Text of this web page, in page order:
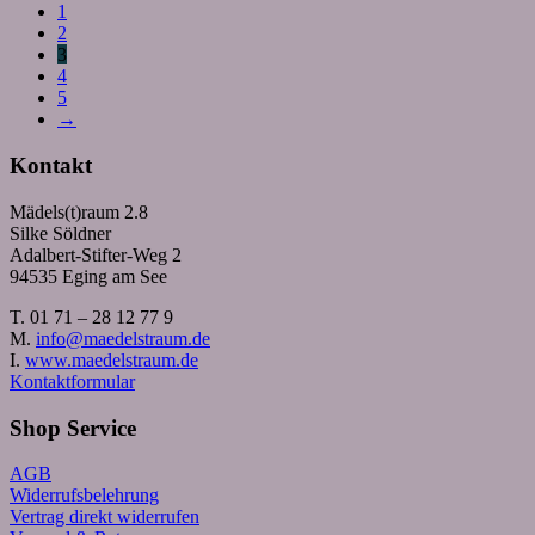
1
2
3
4
5
→
Kontakt
Mädels(t)raum 2.8
Silke Söldner
Adalbert-Stifter-Weg 2
94535 Eging am See
T. 01 71 – 28 12 77 9
M. info@maedelstraum.de
I. www.maedelstraum.de
Kontaktformular
Shop Service
AGB
Widerrufsbelehrung
Vertrag direkt widerrufen